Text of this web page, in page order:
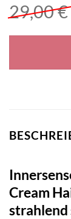
29,00€
Cream
strahlend